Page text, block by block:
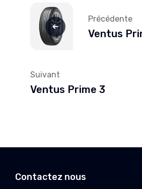
de
l’article
Précédente
Ventus
Suivant
Ventus Prime 3
Contactez nous